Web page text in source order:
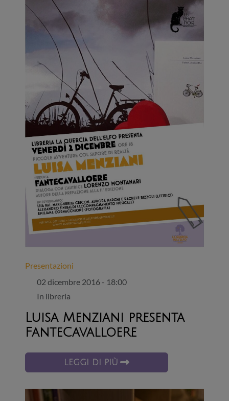
Presentazioni
02 dicembre 2016 - 18:00
In libreria
Luisa Menziani presenta
FanteCavalloeRe
LEGGI DI PIÙ